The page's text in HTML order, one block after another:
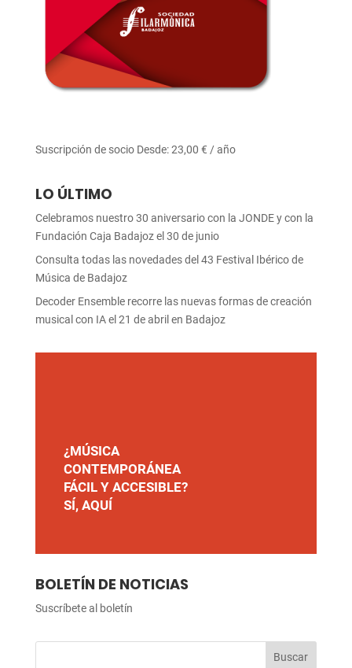
Suscripción de socio Desde:23,00 € / año
LO ÚLTIMO
Celebramos nuestro 30 aniversario con la JONDE y con la
Fundación Caja Badajoz el 30 de junio
Consulta todas las novedades del 43 Festival Ibérico de
Música de Badajoz
Decoder Ensemble recorre las nuevas formas de creación
musical con IA el 21 de abril en Badajoz
¿MÚSICA
CONTEMPORÁNEA
FÁCIL Y ACCESIBLE?
SÍ, AQUÍ
BOLETÍN DE NOTICIAS
Suscríbete al boletín